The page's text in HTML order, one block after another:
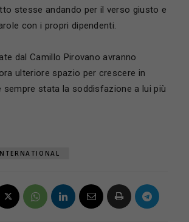
stesse andando per il verso giusto e
con i propri dipendenti.
dal Camillo Pirovano avranno
ulteriore spazio per crescere in
stata la soddisfazione a lui più